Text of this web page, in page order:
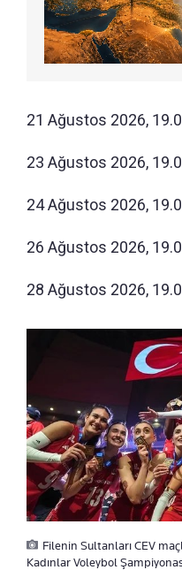
21 Ağustos 2026,
23 Ağustos 2026,
24 Ağustos 2026,
26 Ağustos 2026,
28 Ağustos 2026,
Filenin Sultanları CEV
Kadınlar Voleybol